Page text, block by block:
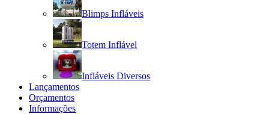
Blimps Infláveis
Totem Inflável
Infláveis Diversos
Lançamentos
Orçamentos
Informações